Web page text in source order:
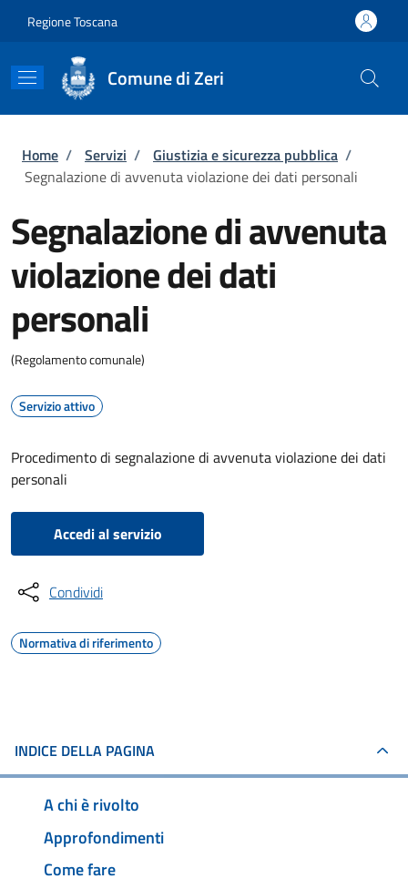
Regione Toscana
Comune di Zeri
Briciole di pane
Home / Servizi / Giustizia e sicurezza pubblica /
Segnalazione di avvenuta violazione dei dati personali
Segnalazione di avvenuta
violazione dei dati
personali
(Regolamento comunale)
Servizio attivo
Procedimento di segnalazione di avvenuta violazione dei dati
personali
Accedi al servizio
Condividi
Normativa di riferimento
INDICE DELLA PAGINA
A chi è rivolto
Approfondimenti
Come fare